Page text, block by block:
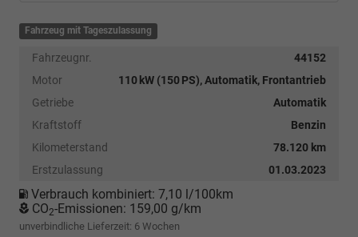
Fahrzeug mit Tageszulassung
Fahrzeugnr.
44152
Motor
110 kW (150 PS), Automatik, Frontantrieb
Getriebe
Automatik
Kraftstoff
Benzin
Kilometerstand
78.120 km
Erstzulassung
01.03.2023
Verbrauch kombiniert: 7,10 l/100km
CO2-Emissionen: 159,00 g/km
unverbindliche Lieferzeit: 6 Wochen